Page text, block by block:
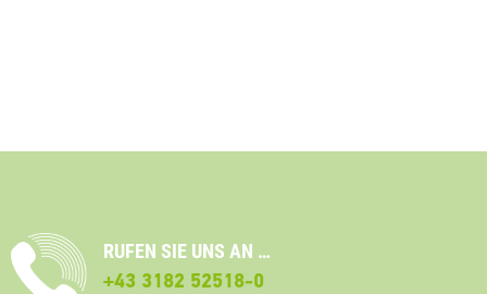
RUFEN SIE UNS AN …
+43 3182 52518-0